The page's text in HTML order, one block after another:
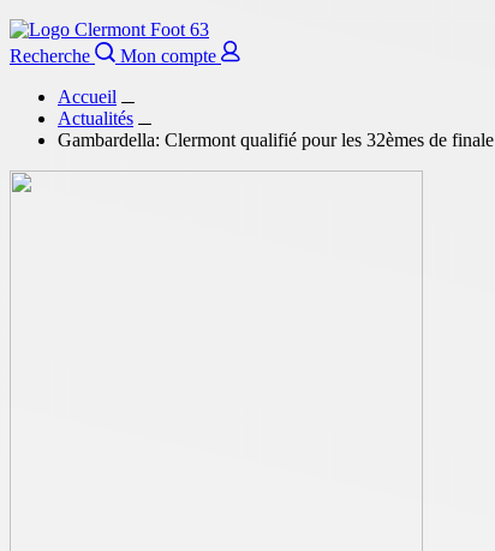
Recherche
Mon compte
Accueil
Actualités
Gambardella: Clermont qualifié pour les 32èmes de finale